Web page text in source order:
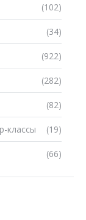
(102)
(34)
(922)
(282)
(82)
(19)
классы
(66)